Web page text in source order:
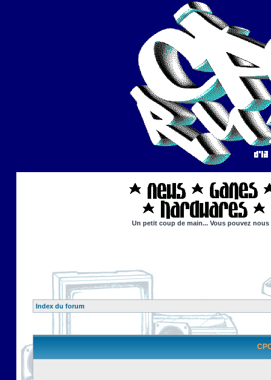
Un petit coup de main... Vous pouvez
Index du forum